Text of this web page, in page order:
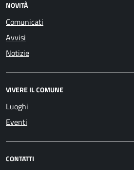
NOVITÀ
Comunicati
Avvisi
Notizie
VIVERE IL COMUNE
Luoghi
Eventi
CONTATTI